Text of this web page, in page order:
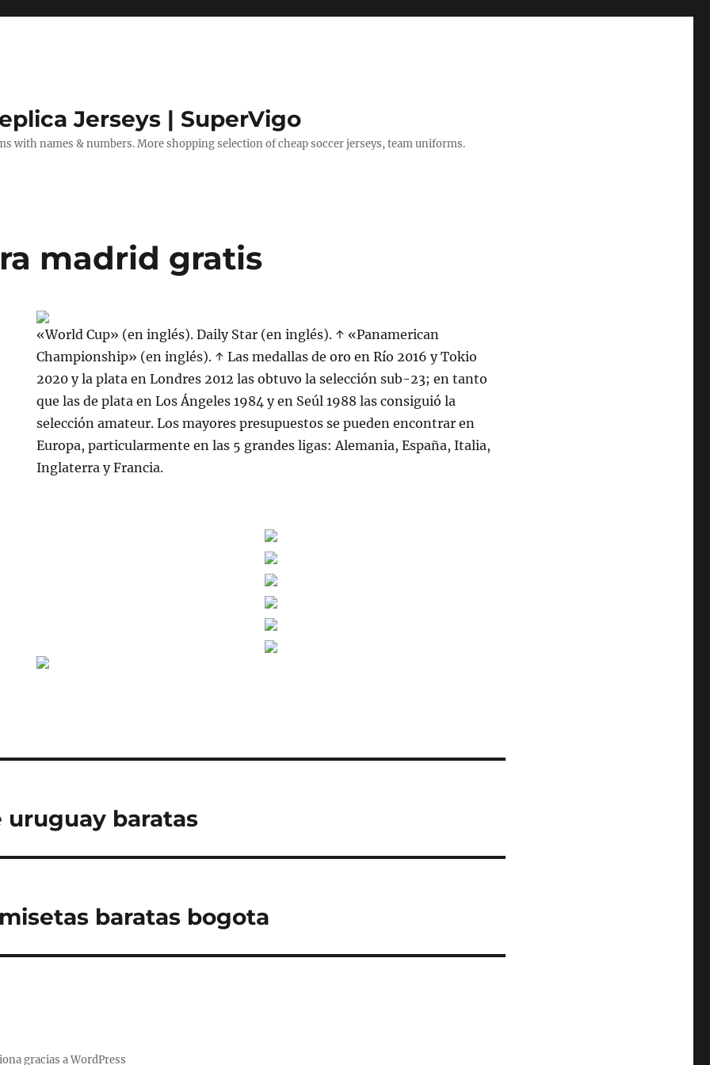
Jerseys | SuperVigo
with names & numbers. More shopping selection of cheap soccer jerseys, team uniforms.
madrid gratis
«World Cup» (en inglés). Daily Star (en inglés). ↑ «Panamerican
Championship» (en inglés). ↑ Las medallas de oro en Río 2016 y Tokio
2020 y la plata en Londres 2012 las obtuvo la selección sub-23; en tanto
que las de plata en Los Ángeles 1984 y en Seúl 1988 las consiguió la
selección amateur. Los mayores presupuestos se pueden encontrar en
Europa, particularmente en las 5 grandes ligas: Alemania, España, Italia,
Inglaterra y Francia.
uruguay baratas
baratas bogota
gracias a WordPress